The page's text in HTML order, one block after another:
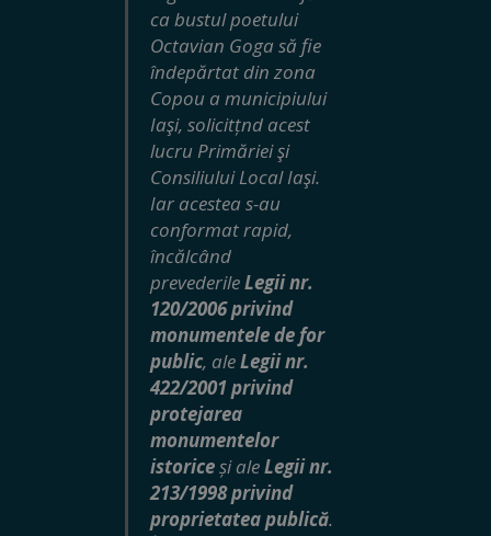
ca bustul poetului
Octavian Goga să fie
îndepărtat din zona
Copou a municipiului
Iaşi, solicitțnd acest
lucru Primăriei şi
Consiliului Local Iaşi.
Iar acestea s-au
conformat rapid,
încălcând
prevederileLegii nr.
120/2006 privind
monumentele de for
public, aleLegii nr.
422/2001 privind
protejarea
monumentelor
istoriceși aleLegii nr.
213/1998 privind
proprietatea publică.